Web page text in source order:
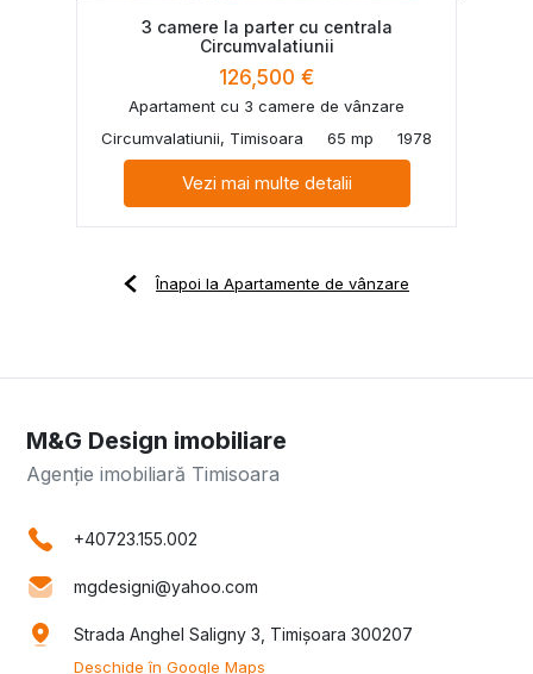
3 camere la parter cu centrala
Circumvalatiunii
126,500 €
Apartament cu 3 camere de vânzare
Circumvalatiunii, Timisoara
65 mp 1978
Vezi mai multe detalii
Înapoi la Apartamente de vânzare
M&G Design imobiliare
Agenție imobiliară Timisoara
+40723.155.002
mgdesigni@yahoo.com
Strada Anghel Saligny 3, Timișoara 300207
Deschide în Google Maps